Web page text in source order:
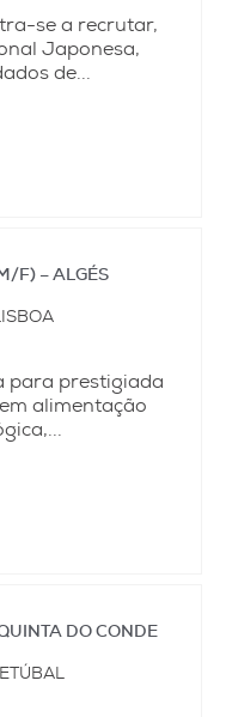
se a recrutar,
Japonesa,
de...
F) – ALGÉS
para prestigiada
alimentação
DO CONDE